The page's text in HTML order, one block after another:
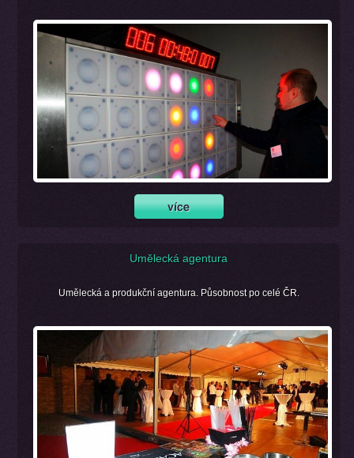
Umělecká agentura
Umělecká a produkční agentura. Působnost po celé ČR.